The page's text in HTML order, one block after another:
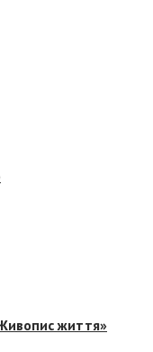
життя»